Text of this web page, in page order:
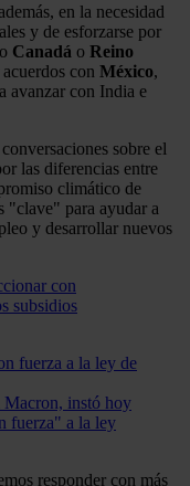
en la necesidad
y de esforzarse por
Canadá o Reino
con México,
avanzar con India e
sobre el
las diferencias entre
climático de
"clave" para ayudar a
y desarrollar nuevos
fuerza a la ley de
Macron, instó hoy
fuerza" a la ley
responder con más